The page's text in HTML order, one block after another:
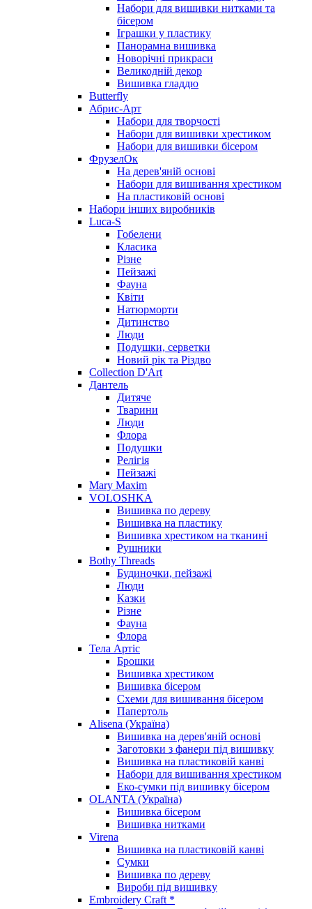
Набори для вишивки нитками та
бісером
Іграшки у пластику
Панорамна вишивка
Новорічні прикраси
Великодній декор
Вишивка гладдю
Butterfly
Абрис-Арт
Набори для творчості
Набори для вишивки хрестиком
Набори для вишивки бісером
ФрузелОк
На дерев'яній основі
Набори для вишивання хрестиком
На пластиковій основі
Набори інших виробників
Luca-S
Гобелени
Класика
Різне
Пейзажі
Фауна
Квіти
Натюрморти
Дитинство
Люди
Подушки, серветки
Новий рік та Різдво
Collection D'Art
Дантель
Дитяче
Тварини
Люди
Флора
Подушки
Релігія
Пейзажі
Mary Maxim
VOLOSHKA
Вишивка по дереву
Вишивка на пластику
Вишивка хрестиком на тканині
Рушники
Bothy Threads
Будиночки, пейзажі
Люди
Казки
Різне
Фауна
Флора
Тела Артіс
Брошки
Вишивка хрестиком
Вишивка бісером
Схеми для вишивання бісером
Папертоль
Alisena (Україна)
Вишивка на дерев'яній основі
Заготовки з фанери під вишивку
Вишивка на пластиковій канві
Набори для вишивання хрестиком
Еко-сумки під вишивку бісером
OLANTA (Україна)
Вишивка бісером
Вишивка нитками
Virena
Вишивка на пластиковій канві
Сумки
Вишивка по дереву
Вироби під вишивку
Embroidery Craft *